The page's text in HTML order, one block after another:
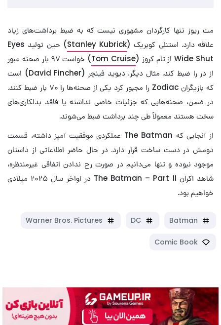
مت ریوز تنها کارگردان مشهوری نیست که به ضبط برداشت‌های زیاد
علاقه دارد. استنلی کوبریک (Stanley Kubrick
) حین تولید Eyes
Wide Shut از تام کروز (
Tom Cruise
) خواست ۹۷ بار صحنه عبور
از در را ضبط کند. مثال دیگر، دیوید فینچر (David Fincher) است
که بازیگران Zodiac را مجبور کرد یکی از صحنه‌ها را ۷۰ بار ضبط کنند.
در ضمن، صحنه‌هایی که جزئیات خاصی نداشته یا فاقد بدلکاری‌های
سخت هستند معمولاً طی چند برداشت ضبط می‌شوند.
از آنجایی که The Batman عملکردی موفقیت آمیز داشته، قسمت
دومش در دست ساخت قرار دارد. در حال حاضر اطلاعاتی از داستان
موجود نبوده و تنها می‌دانیم در صورت رح ندادن اتفاقی غیرمنتظره،
شاهد اکران The Batman – Part II در اواخر سال ۲۰۲۵ میلادی
خواهیم بود.
Batman
DC
Warner Bros. Pictures
Comic Book